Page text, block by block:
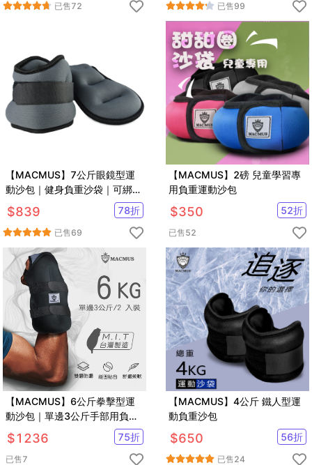
已售72 已售99
【MACMUS】7公斤眼鏡型運
動沙包｜健身負重沙袋｜可綁手
腕腳踝復健沙包｜多色可選
$839 78折
已售69
【MACMUS】2磅 兒童學習專
用負重運動沙包
$350 52折
已售52
【MACMUS】6公斤拳擊型運
動沙包｜單邊3公斤手部用負重
沙袋｜適合拳擊、散打、自由博
擊等運動
$1236 75折
已售7
【MACMUS】4公斤 鐵人型運
動負重沙包
$650 56折
已售24